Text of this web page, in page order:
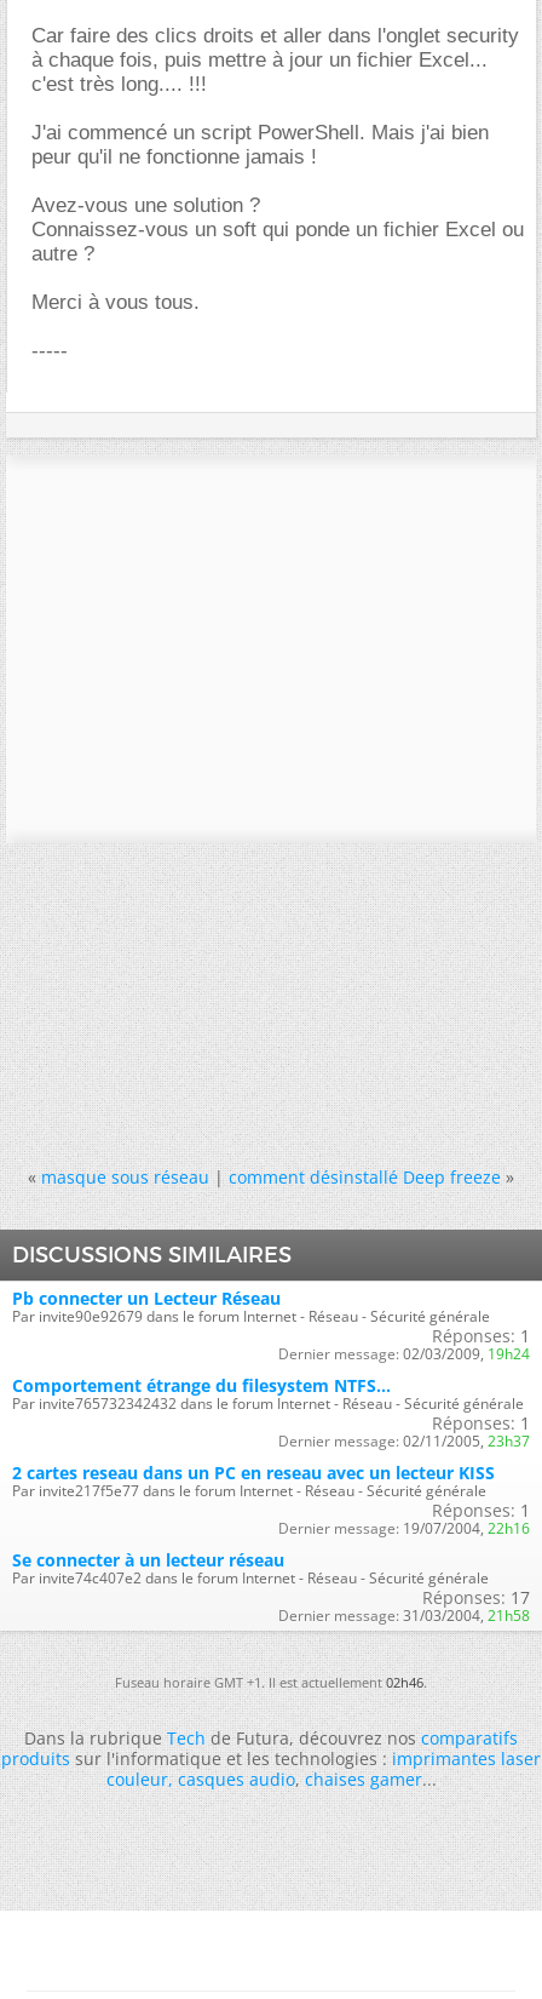
Car faire des clics droits et aller dans l'onglet security
à chaque fois, puis mettre à jour un fichier Excel...
c'est très long.... !!!
J'ai commencé un script PowerShell. Mais j'ai bien
peur qu'il ne fonctionne jamais !
Avez-vous une solution ?
Connaissez-vous un soft qui ponde un fichier Excel ou
autre ?
Merci à vous tous.
-----
« masque sous réseau|comment désinstallé Deep freeze »
DISCUSSIONS SIMILAIRES
Pb connecter un Lecteur Réseau
Par invite90e92679 dans le forum Internet - Réseau - Sécurité générale
Réponses: 1
Dernier message: 02/03/2009, 19h24
Comportement étrange du filesystem NTFS...
Par invite765732342432 dans le forum Internet - Réseau - Sécurité générale
Réponses: 1
Dernier message: 02/11/2005, 23h37
2 cartes reseau dans un PC en reseau avec un lecteur KISS
Par invite217f5e77 dans le forum Internet - Réseau - Sécurité générale
Réponses: 1
Dernier message: 19/07/2004, 22h16
Se connecter à un lecteur réseau
Par invite74c407e2 dans le forum Internet - Réseau - Sécurité générale
Réponses: 17
Dernier message: 31/03/2004, 21h58
Fuseau horaire GMT +1. Il est actuellement02h46.
Dans la rubriqueTechde Futura, découvrez noscomparatifs
produitssur l'informatique et les technologies :imprimantes laser
couleur,casques audio,chaises gamer...